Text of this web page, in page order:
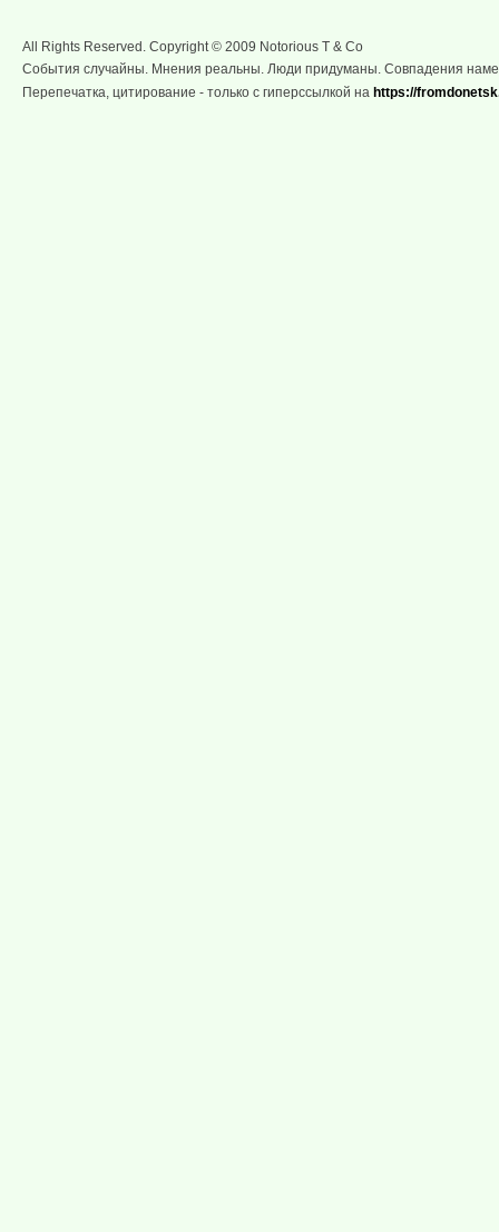
All Rights Reserved. Copyright © 2009 Notorious T & Co
События случайны. Мнения реальны. Люди придуманы. Совпадения
Перепечатка, цитирование - только с гиперссылкой на https://